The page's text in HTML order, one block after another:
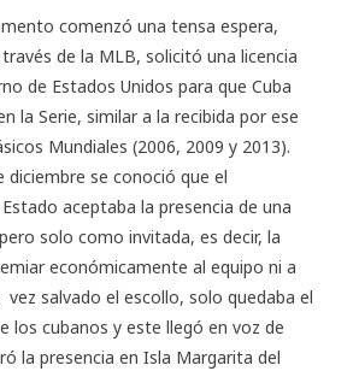
comenzó una tensa espera,
de la MLB, solicitó una licencia
de Estados Unidos para que Cuba
la Serie, similar a la recibida por ese
Mundiales (2006, 2009 y 2013).
diciembre se conoció que el
aceptaba la presencia de una
solo como invitada, es decir, la
económicamente al equipo ni a
salvado el escollo, solo quedaba el
los cubanos y este llegó en voz de
la presencia en Isla Margarita del